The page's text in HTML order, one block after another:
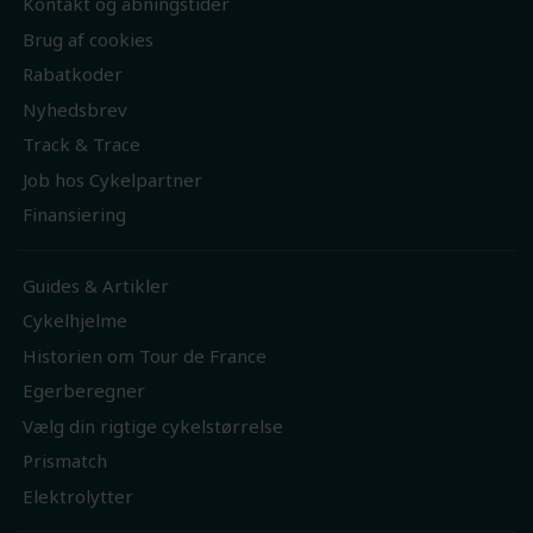
Brug af cookies
Rabatkoder
Nyhedsbrev
Track & Trace
Job hos Cykelpartner
Finansiering
Guides & Artikler
Cykelhjelme
Historien om Tour de France
Egerberegner
Vælg din rigtige cykelstørrelse
Prismatch
Elektrolytter